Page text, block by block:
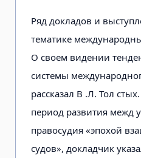
Ряд докладов и
тематике
О своем видении
системы
рассказал В .Л. Тол
период развития межд
правосудия «эпохой
судов», докладчик